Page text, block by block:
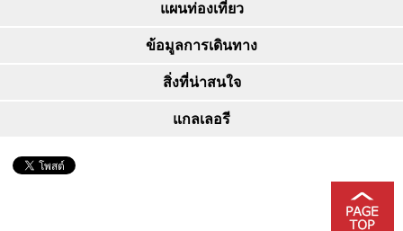
แผนท่องเที่ยว
ข้อมูลการเดินทาง
สิ่งที่น่าสนใจ
แกลเลอรี